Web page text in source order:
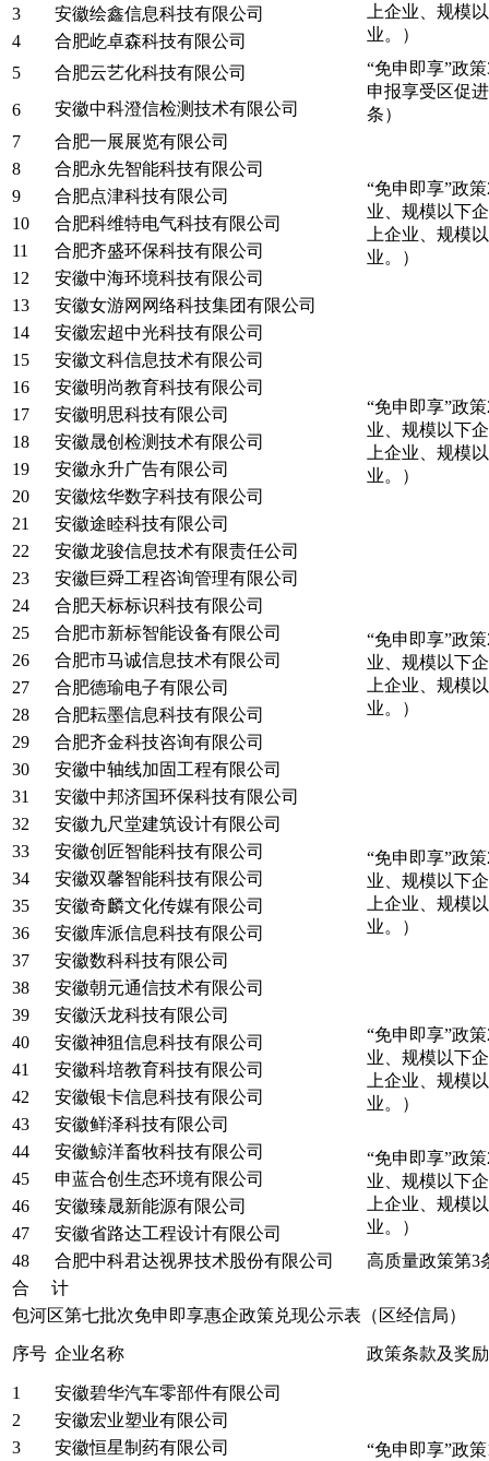
上企业、规模
业。）
3
安徽绘鑫信息科技有限公司
4
合肥屹卓森科技有限公司
5
合肥云艺化科技有限公司
“免申即享”政
申报享受区促
条）
6
安徽中科澄信检测技术有限公司
7
合肥一展展览有限公司
“免申即享”政
业、规模以下
上企业、规模
业。）
8
合肥永先智能科技有限公司
9
合肥点津科技有限公司
10
合肥科维特电气科技有限公司
11
合肥齐盛环保科技有限公司
12
安徽中海环境科技有限公司
13
安徽女游网网络科技集团有限公司
14
安徽宏超中光科技有限公司
“免申即享”政
业、规模以下
上企业、规模
业。）
15
安徽文科信息技术有限公司
16
安徽明尚教育科技有限公司
17
安徽明思科技有限公司
18
安徽晟创检测技术有限公司
19
安徽永升广告有限公司
20
安徽炫华数字科技有限公司
21
安徽途睦科技有限公司
22
安徽龙骏信息技术有限责任公司
23
安徽巨舜工程咨询管理有限公司
“免申即享”政
业、规模以下
上企业、规模
业。）
24
合肥天标标识科技有限公司
25
合肥市新标智能设备有限公司
26
合肥市马诚信息技术有限公司
27
合肥德瑜电子有限公司
28
合肥耘墨信息科技有限公司
29
合肥齐金科技咨询有限公司
30
安徽中轴线加固工程有限公司
31
安徽中邦济国环保科技有限公司
“免申即享”政
业、规模以下
上企业、规模
业。）
32
安徽九尺堂建筑设计有限公司
33
安徽创匠智能科技有限公司
34
安徽双馨智能科技有限公司
35
安徽奇麟文化传媒有限公司
36
安徽库派信息科技有限公司
37
安徽数科科技有限公司
38
安徽朝元通信技术有限公司
39
安徽沃龙科技有限公司
“免申即享”政
业、规模以下
上企业、规模
业。）
40
安徽神狙信息科技有限公司
41
安徽科培教育科技有限公司
42
安徽银卡信息科技有限公司
43
安徽鲜泽科技有限公司
44
安徽鲸洋畜牧科技有限公司
“免申即享”政
业、规模以下
上企业、规模
业。）
45
申蓝合创生态环境有限公司
46
安徽臻晟新能源有限公司
47
安徽省路达工程设计有限公司
48
合肥中科君达视界技术股份有限公司
高质量政策第3
合 计
包河区第七批次免申即享惠企政策兑现公示表（区经信局）
序号 企业名称 政策条款及奖
1 安徽碧华汽车零部件有限公司
“免申即享”政
2
安徽宏业塑业有限公司
3
安徽恒星制药有限公司